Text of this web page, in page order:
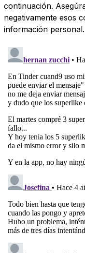
continuación.
negativamente esos
información personal.